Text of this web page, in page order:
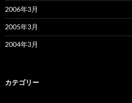
2006年3月
2005年3月
2004年3月
カテゴリー